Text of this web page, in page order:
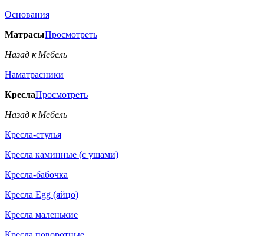
Основания
МатрасыПросмотреть
Назад к Мебель
Наматрасники
КреслаПросмотреть
Назад к Мебель
Кресла-стулья
Кресла каминные (с ушами)
Кресла-бабочка
Кресла Egg (яйцо)
Кресла маленькие